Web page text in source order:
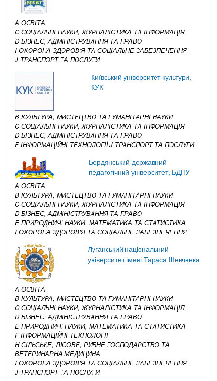
A ОСВІТА
C СОЦІАЛЬНІ НАУКИ, ЖУРНАЛІСТИКА ТА ІНФОРМАЦІЯ
D БІЗНЕС, АДМІНІСТРУВАННЯ ТА ПРАВО
I ОХОРОНА ЗДОРОВ’Я ТА СОЦІАЛЬНЕ ЗАБЕЗПЕЧЕННЯ
J ТРАНСПОРТ ТА ПОСЛУГИ
Київський університет культури,
КУК
B КУЛЬТУРА, МИСТЕЦТВО ТА ГУМАНІТАРНІ НАУКИ
C СОЦІАЛЬНІ НАУКИ, ЖУРНАЛІСТИКА ТА ІНФОРМАЦІЯ
D БІЗНЕС, АДМІНІСТРУВАННЯ ТА ПРАВО
F ІНФОРМАЦІЙНІ ТЕХНОЛОГІЇJ ТРАНСПОРТ ТА ПОСЛУГИ
Бердянський державний
педагогічний університет, БДПУ
A ОСВІТА
B КУЛЬТУРА, МИСТЕЦТВО ТА ГУМАНІТАРНІ НАУКИ
C СОЦІАЛЬНІ НАУКИ, ЖУРНАЛІСТИКА ТА ІНФОРМАЦІЯ
D БІЗНЕС, АДМІНІСТРУВАННЯ ТА ПРАВО
E ПРИРОДНИЧІ НАУКИ, МАТЕМАТИКА ТА СТАТИСТИКА
I ОХОРОНА ЗДОРОВ’Я ТА СОЦІАЛЬНЕ ЗАБЕЗПЕЧЕННЯ
Луганський національний
університет імені Тараса Шевченка
A ОСВІТА
B КУЛЬТУРА, МИСТЕЦТВО ТА ГУМАНІТАРНІ НАУКИ
C СОЦІАЛЬНІ НАУКИ, ЖУРНАЛІСТИКА ТА ІНФОРМАЦІЯ
D БІЗНЕС, АДМІНІСТРУВАННЯ ТА ПРАВО
E ПРИРОДНИЧІ НАУКИ, МАТЕМАТИКА ТА СТАТИСТИКА
F ІНФОРМАЦІЙНІ ТЕХНОЛОГІЇ
H СІЛЬСЬКЕ, ЛІСОВЕ, РИБНЕ ГОСПОДАРСТВО ТА
ВЕТЕРИНАРНА МЕДИЦИНА
I ОХОРОНА ЗДОРОВ’Я ТА СОЦІАЛЬНЕ ЗАБЕЗПЕЧЕННЯ
J ТРАНСПОРТ ТА ПОСЛУГИ